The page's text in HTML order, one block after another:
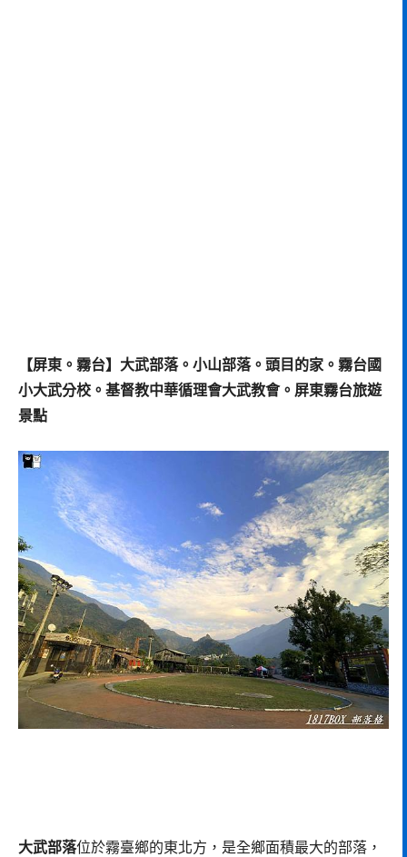
【屏東。霧台】大武部落。小山部落。頭目的家。霧台國
小大武分校。基督教中華循理會大武教會。屏東霧台旅遊
景點
大武部落位於霧臺鄉的東北方，是全鄉面積最大的部落，